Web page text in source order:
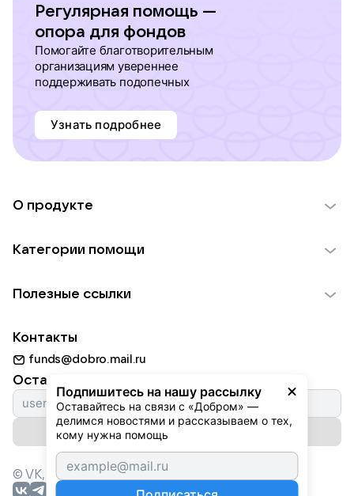
Регулярная помощь —
опора для фондов
Помогайте благотворительным
организациям увереннее
поддерживать подопечных
Узнать подробнее
Подпишитесь на нашу рассылку
Оставайтесь на связи с «Добром» —
делимся новостями и рассказываем о тех,
кому нужна помощь
О продукте
Использование материалов
Для НКО
Партнерам
Категории помощи
Пожилым
Животным
Природе
Культуре
Фондам
Полезные ссылки
Добрый день
Истории
Автоплатежи
Контакты
funds@dobro.mail.ru
Оставайтесь с нами
Подписаться на рассылку
© VK, 2026г. Все права защищены.